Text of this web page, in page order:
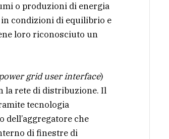
o produzioni di energia
condizioni di equilibrio e
loro riconosciuto un
power grid user interface)
la rete di distribuzione. Il
tecnologia
che
di finestre di